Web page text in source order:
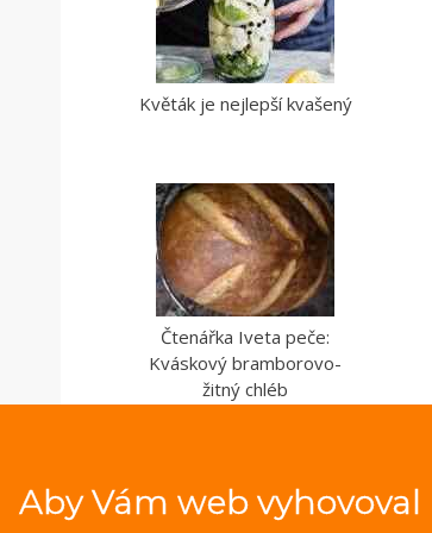
Květák je nejlepší kvašený
Čtenářka Iveta peče:
Kváskový bramborovo-
žitný chléb
Aby Vám web vyhovoval